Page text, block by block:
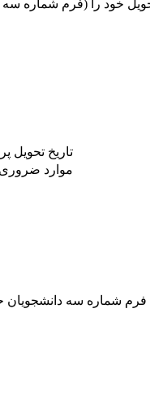
تاریخ تحویل پروژه
موارد
فرم شماره سه دانشجویان